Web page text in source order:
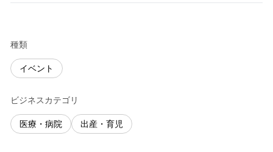
種類
イベント
ビジネスカテゴリ
医療・病院 出産・育児